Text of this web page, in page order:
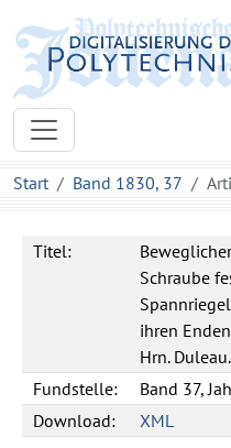
Start Band 1830, 37
Titel:
Schraube
ihren
Hrn. Duleau.
Fundstelle:
Band 37,
Download:
XML